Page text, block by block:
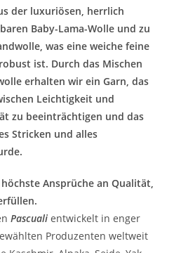
der luxuriösen, herrlich
Baby-Lama-Wolle und zu
was eine weiche feine
ist. Durch das Mischen
erhalten wir ein Garn, das
Leichtigkeit und
zu beeinträchtigen und das
Stricken und alles
Ansprüche an Qualität,
Pascuali entwickelt in enger
Produzenten weltweit